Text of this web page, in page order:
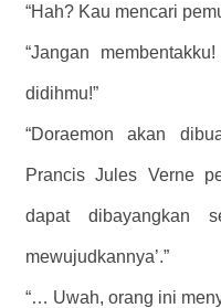
“Hah? Kau mencari
“Jangan
didihmu!”
“Doraemon akan
Prancis Jules Verne
dapat dibayangkan
mewujudkannya’.”
“… Uwah, orang ini